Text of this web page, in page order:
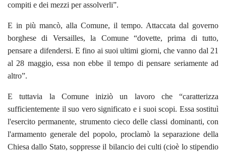
compiti e dei mezzi per assolverli”.
E in più mancò, alla Comune, il tempo. Attaccata dal governo
borghese di Versailles, la Comune “dovette, prima di tutto,
pensare a difendersi. E fino ai suoi ultimi giorni, che vanno dal 21
al 28 maggio, essa non ebbe il tempo di pensare seriamente ad
altro”.
E tuttavia la Comune iniziò un lavoro che “caratterizza
sufficientemente il suo vero significato e i suoi scopi. Essa sostituì
l'esercito permanente, strumento cieco delle classi dominanti, con
l'armamento generale del popolo, proclamò la separazione della
Chiesa dallo Stato, soppresse il bilancio dei culti (cioè lo stipendio